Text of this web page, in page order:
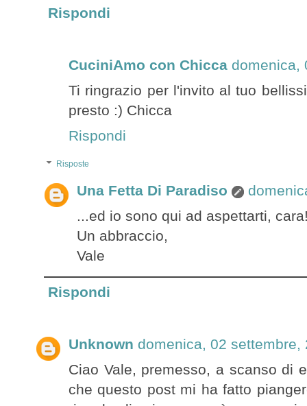
Rispondi
CuciniAmo con Chicca domenica,
Ti ringrazio per l'invito al tuo
presto :) Chicca
Rispondi
Risposte
Una Fetta Di Paradiso
...ed io sono qui ad aspettarti,
Un abbraccio,
Vale
Rispondi
Unknown domenica, 02 settembre,
Ciao Vale, premesso, a scanso di
che questo post mi ha fatto